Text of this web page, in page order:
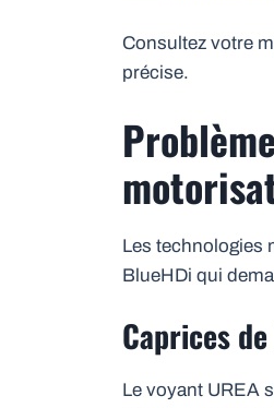
Consultez votre
précise.
Les technologies
BlueHDi qui
Caprices
Le voyant UREA